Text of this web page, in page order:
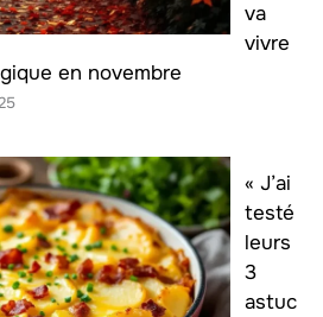
va
vivre
en novembre
« J’ai
testé
leurs
3
astuc